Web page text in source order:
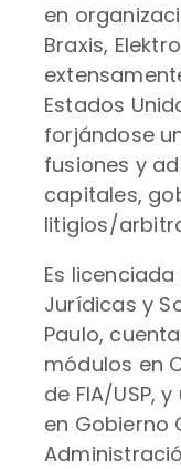
en
Braxis,
Estados
forjándose
fusiones y
capitales,
litigios/
Es
Jurídicas y
Paulo,
módulos en
de FIA/USP,
en Gobierno